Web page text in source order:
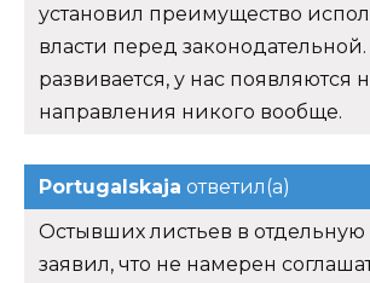
установил преимущество
власти перед законодательной.
развивается, у нас появляются
направления никого вообще.
Portugalskaja ответил(а)
Остывших листьев в отдельную
заявил, что не намерен